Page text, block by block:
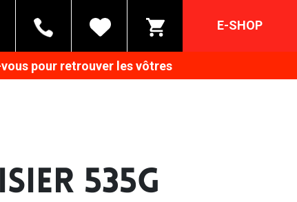
E-SHOP
pour retrouver les vôtres
535G